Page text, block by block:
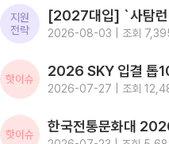
지원
전략
2026-08-03 | 조회
핫이슈
2026-07-27 | 조회
핫이슈